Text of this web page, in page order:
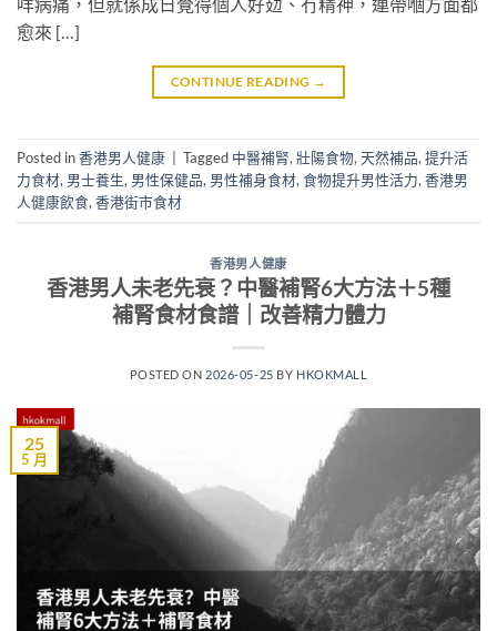
愈來 […]
CONTINUE READING →
Posted in香港男人健康 Tagged 中醫補腎, 壯陽食物, 天然補品, 提升活
力食材, 男士養生, 男性保健品, 男性補身食材, 食物提升男性活力, 香港男
人健康飲食, 香港街市食材
香港男人健康
香港男人未老先衰？中醫補腎6大方法＋5種
補腎食材食譜｜改善精力體力
POSTED ON 2026-05-25 BY HKOKMALL
25
5 月